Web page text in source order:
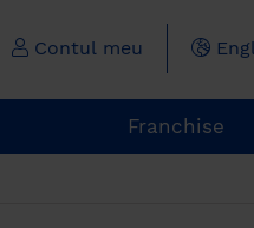
Contul meu
Franchise